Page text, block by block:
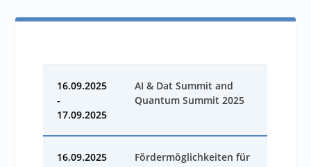
16.09.2025
-
17.09.2025
AI & Dat Summit and
Quantum Summit 2025
16.09.2025
Fördermöglichkeiten für